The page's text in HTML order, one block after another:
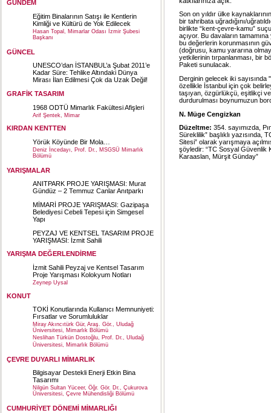
GÜNDEM
Eğitim Binalarının Satışı ile Kentlerin
Kimliği ve Kültürü de Yok Edilecek
Hasan Topal, Mimarlar Odası İzmir Şubesi
Başkanı
GÜNCEL
UNESCO’dan İSTANBUL’a Şubat 2011’e
Kadar Süre: Tehlike Altındaki Dünya
Mirası İlan Edilmesi Çok da Uzak Değil!
GRAFİK TASARIM
1968 ODTÜ Mimarlık Fakültesi Afişleri
Arif Şentek, Mimar
KIRDAN KENTTEN
Yörük Köyünde Bir Mola…
Deniz İncedayı, Prof. Dr., MSGSÜ Mimarlık
Bölümü
YARIŞMALAR
ANITPARK PROJE YARIŞMASI: Murat
Gündüz – 2 Temmuz Canlar Anıtparkı
MİMARİ PROJE YARIŞMASI: Gazipaşa
Belediyesi Cebeli Tepesi için Simgesel
Yapı
PEYZAJ VE KENTSEL TASARIM PROJE
YARIŞMASI: İzmit Sahili
YARIŞMA DEĞERLENDİRME
İzmit Sahili Peyzaj ve Kentsel Tasarım
Proje Yarışması Kolokyum Notları
Zeynep Uysal
KONUT
TOKİ Konutlarında Kullanıcı Memnuniyeti:
Fırsatlar ve Sorumluluklar
Miray Akıncıtürk Gür, Araş. Gör., Uludağ
Üniversitesi, Mimarlık Bölümü
Neslihan Türkün Dostoğlu, Prof. Dr., Uludağ
Üniversitesi, Mimarlık Bölümü
ÇEVRE DUYARLI MİMARLIK
Bilgisayar Destekli Enerji Etkin Bina
Tasarımı
Nilgün Sultan Yüceer, Öğr. Gör. Dr., Çukurova
Üniversitesi, Çevre Mühendisliği Bölümü
CUMHURİYET DÖNEMİ MİMARLIĞI
Son on yıldır ülke
bir tahribata uğradığını/
birlikte “kent-çevre-kamu”
açıyor. Bu davaların
bu değerlerin korunmasının
(doğrusu, kamu yararına
yetkilerinin tırpanlanması, bir
Paketi sunulacak.
Derginin gelecek iki
özellikle İstanbul için çok
taşıyan, özgürlükçü, eşitlikçi
durdurulması boynumuzun
N. Müge Cengizkan
Düzeltme: 354. sayımızda,
Süreklilik” başlıklı yazısında,
Sitesi” olarak yarışmaya
şöyledir: “TC Sosyal Güvenlik
Karaaslan, Mürşit Günday”